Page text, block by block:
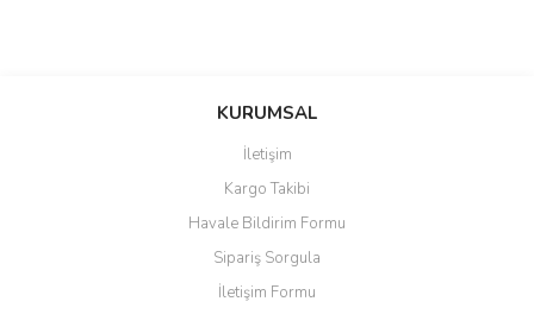
Bu ürüne ilk yorumu siz yapın!
Ürün resmi kalitesiz, bozuk veya görüntülenemiyor.
Ürün açıklamasında eksik bilgiler bulunuyor.
Ürün bilgilerinde hatalar bulunuyor.
Ürün fiyatı diğer sitelerden daha pahalı.
KURUMSAL
İletişim
Kargo Takibi
Havale Bildirim Formu
Sipariş Sorgula
İletişim Formu